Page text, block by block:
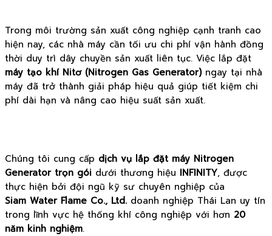
Trong môi trường sản xuất công nghiệp cạnh tranh cao
hiện nay, các nhà máy cần tối ưu chi phí vận hành đồng
thời duy trì dây chuyền sản xuất liên tục. Việc lắp đặt
máy tạo khí Nitơ (Nitrogen Gas Generator) ngay tại nhà
máy đã trở thành giải pháp hiệu quả giúp tiết kiệm chi
phí dài hạn và nâng cao hiệu suất sản xuất.
Chúng tôi cung cấp dịch vụ lắp đặt máy Nitrogen
Generator trọn gói dưới thương hiệu INFINITY, được
thực hiện bởi đội ngũ kỹ sư chuyên nghiệp của
Siam Water Flame Co., Ltd. doanh nghiệp Thái Lan uy tín
trong lĩnh vực hệ thống khí công nghiệp với hơn 20
năm kinh nghiệm.